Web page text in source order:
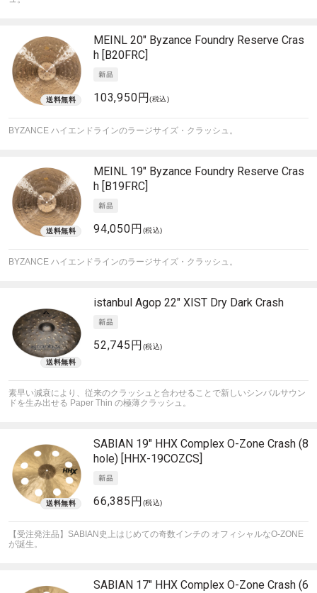
MEINL 20" Byzance Foundry Reserve Cras
h [B20FRC]
103,950円(税込)
BYZANCE ハイエンドラインのラージサイズ・クラッシュ。
MEINL 19" Byzance Foundry Reserve Cras
h [B19FRC]
94,050円 (税込)
BYZANCE ハイエンドラインのラージサイズ・クラッシュ。
istanbul Agop 22" XIST Dry Dark Crash
52,745円 (税込)
素早い減衰により、従来のクラッシュと合わせることで新しいシンバルサウン
ドを生み出せる Paper Thin の極薄クラッシュ。
SABIAN 19" HHX Complex O-Zone Crash (8
hole) [HHX-19COZCS]
66,385円 (税込)
【受注発注品】SABIAN史上はじめての奇数インチの オフィシャルなO-ZONE
が誕生。
SABIAN 17" HHX Complex O-Zone Crash (6